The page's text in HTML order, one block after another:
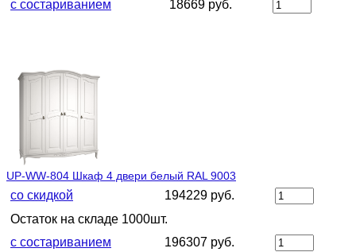
с состариванием 18669 руб.
UP-WW-804 Шкаф 4 двери белый RAL 9003
со скидкой
194229 руб.
Остаток на складе 1000шт.
с состариванием
196307 руб.